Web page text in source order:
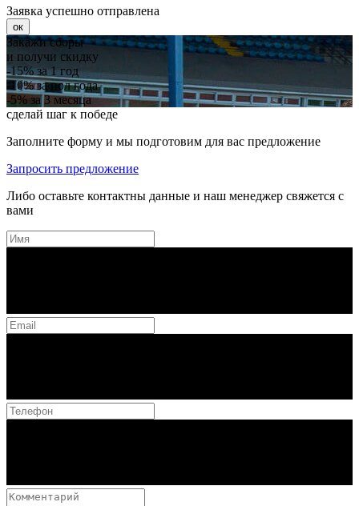
Заявка успешно отправлена
ок
Закажи сборы
и получи скидку
-15%за 1 год
-10%за пол года
-5%за 3 месяца
сделай шаг к победе
Заполните форму и мы подготовим для вас предложение
Запросить предложение
Либо оставьте контактны данные и наш менеджер свяжется с
вами